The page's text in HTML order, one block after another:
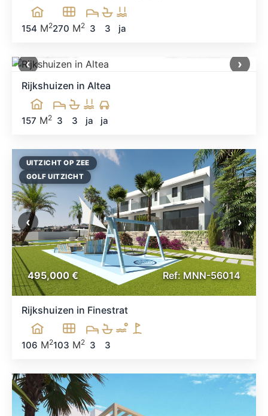
154 M2270 M2 3 3 ja
‹ ›
Rijkshuizen in Altea
157 M2 3 3 ja ja
UITZICHT OP ZEE
GOLF UITZICHT
495,000 € Ref: MNN-56014
‹ ›
Rijkshuizen in Finestrat
106 M2103 M2 3 3